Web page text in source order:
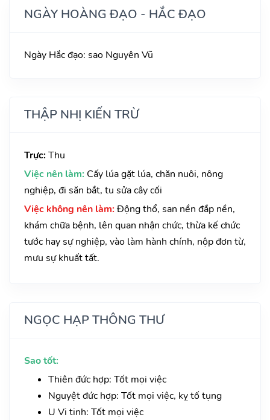
NGÀY HOÀNG ĐẠO - HẮC ĐẠO
Ngày Hắc đạo: sao Nguyên Vũ
THẬP NHỊ KIẾN TRỪ
Trực: Thu
Việc nên làm: Cấy lúa gặt lúa, chăn nuôi, nông
nghiệp, đi săn bắt, tu sửa cây cối
Việc không nên làm: Động thổ, san nền đắp nền,
khám chữa bệnh, lên quan nhận chức, thừa kế chức
tước hay sự nghiệp, vào làm hành chính, nộp đơn từ,
mưu sự khuất tất.
NGỌC HẠP THÔNG THƯ
Sao tốt:
Thiên đức hợp: Tốt mọi việc
Nguyệt đức hợp: Tốt mọi việc, kỵ tố tụng
U Vi tinh: Tốt mọi việc